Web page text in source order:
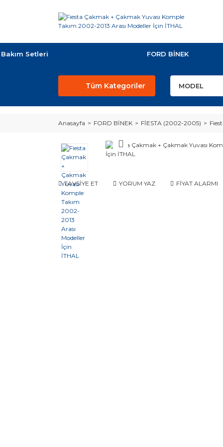
Bakım Setleri FORD BİNEK
Tüm Kategoriler
Anasayfa FORD BİNEK FİESTA (2002-2005)
TAVSİYE ET YORUM YAZ FİYAT ALARMI